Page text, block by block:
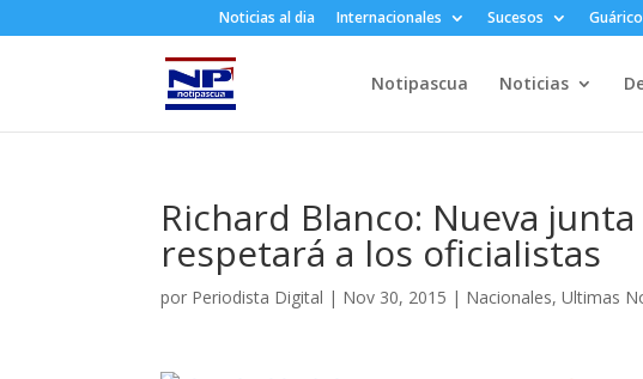
Noticias al dia Internacionales Sucesos Guárico
Notipascua Noticias
Richard Blanco: Nueva
respetará a los oficialistas
por Periodista Digital | Nov 30, 2015 | Nacionales,Ultimas